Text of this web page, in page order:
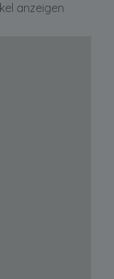
anzeigen